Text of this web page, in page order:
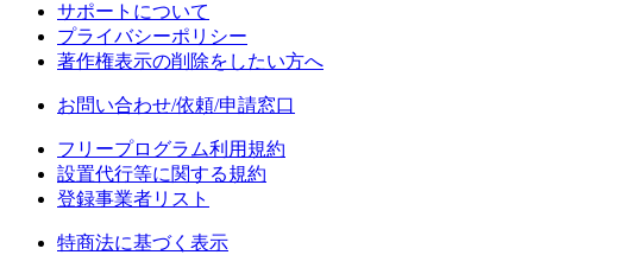
サポートについて
プライバシーポリシー
著作権表示の削除をしたい方へ
お問い合わせ/依頼/申請窓口
フリープログラム利用規約
設置代行等に関する規約
登録事業者リスト
特商法に基づく表示